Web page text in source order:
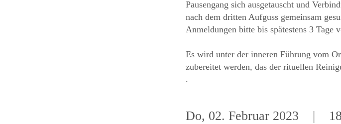
Pausengang sich ausgetauscht und
nach dem dritten Aufguss gemeinsam
Anmeldungen bitte bis spätestens 3 Tage
Es wird unter der inneren Führung vom
zubereitet werden, das der rituellen
.
Do, 02. Februar 2023 | 18